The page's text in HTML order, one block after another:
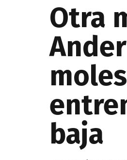
Otra
baja